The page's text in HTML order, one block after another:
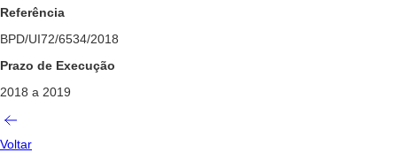
Referência
BPD/UI72/6534/2018
Prazo de Execução
2018 a 2019
Voltar